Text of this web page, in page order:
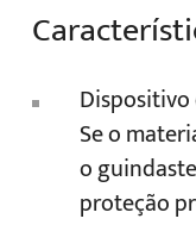
Se o
o
proteção